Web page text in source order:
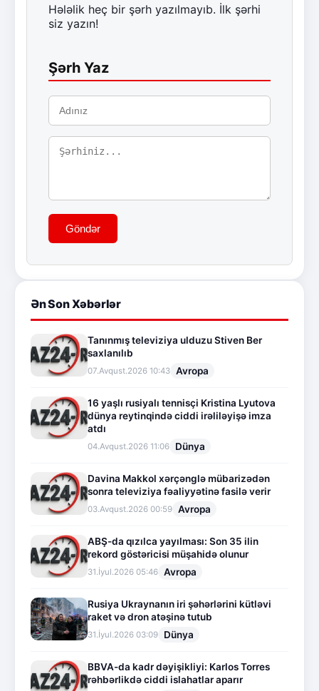
Hələlik heç bir şərh yazılmayıb. İlk şərhi
siz yazın!
Şərh Yaz
Göndər
Ən Son Xəbərlər
Tanınmış televiziya ulduzu Stiven Ber
saxlanılıb
07.Avqust.2026 10:43 Avropa
16 yaşlı rusiyalı tennisçi Kristina Lyutova
dünya reytinqində ciddi irəliləyişə imza
atdı
04.Avqust.2026 11:06 Dünya
Davina Makkol xərçənglə mübarizədən
sonra televiziya fəaliyyətinə fasilə verir
03.Avqust.2026 00:59 Avropa
ABŞ-da qızılca yayılması: Son 35 ilin
rekord göstəricisi müşahidə olunur
31.İyul.2026 05:46 Avropa
Rusiya Ukraynanın iri şəhərlərini kütləvi
raket və dron atəşinə tutub
31.İyul.2026 03:09 Dünya
BBVA-da kadr dəyişikliyi: Karlos Torres
rəhbərlikdə ciddi islahatlar aparır